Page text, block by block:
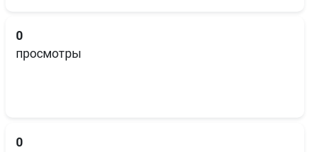
0
просмотры
0